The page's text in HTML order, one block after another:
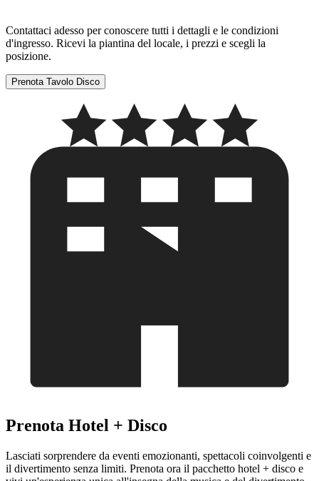
Contattaci adesso per conoscere tutti i dettagli e le condizioni
d'ingresso. Ricevi la piantina del locale, i prezzi e scegli la
posizione.
Prenota Tavolo Disco
Prenota Hotel + Disco
Lasciati sorprendere da eventi emozionanti, spettacoli coinvolgenti e
il divertimento senza limiti. Prenota ora il pacchetto hotel + disco e